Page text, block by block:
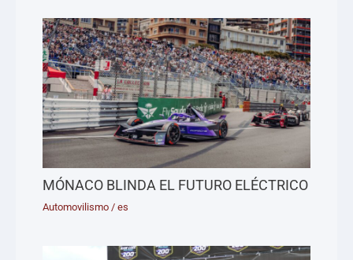
MÓNACO BLINDA EL FUTURO ELÉCTRICO
Automovilismo /es